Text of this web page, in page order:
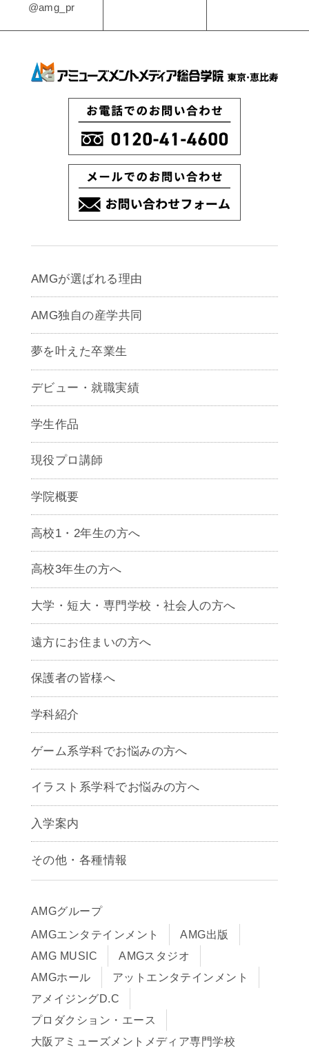
@amg_pr
AMGが選ばれる理由
AMG独自の産学共同
夢を叶えた卒業生
デビュー・就職実績
学生作品
現役プロ講師
学院概要
高校1・2年生の方へ
高校3年生の方へ
大学・短大・専門学校・社会人の方へ
遠方にお住まいの方へ
保護者の皆様へ
学科紹介
ゲームクリエイター学科
CG学科
アニメーション学科
声優学科
ゲーム系学科でお悩みの方へ
イラスト系学科でお悩みの方へ
入学案内
募集要項
早期出願制度・AOエントリー
入学までの流れ
学費サポート・各種制度
学費について
Q&A
その他・各種情報
アクセス
サイトポリシー
在校生・保護者の方へ
卒業生の皆様へ
AMGグループ
AMGエンタテインメント
AMG出版
AMG MUSIC
AMGスタジオ
AMGホール
アットエンタテインメント
アメイジングD.C
プロダクション・エース
大阪アミューズメントメディア専門学校